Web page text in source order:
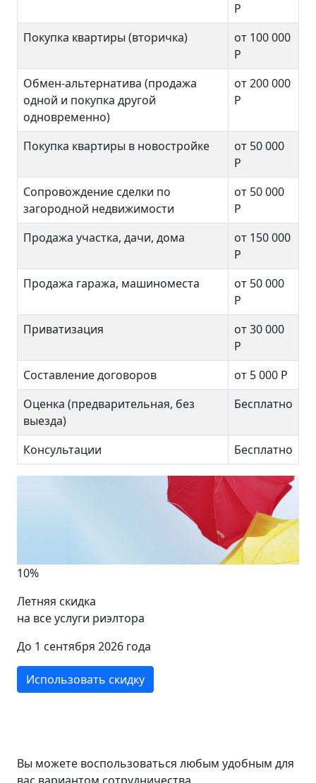
Р
Покупка квартиры (вторичка)
от 100 000
Р
Обмен-альтернатива (продажа
одной и покупка другой
одновременно)
от 200 000
Р
Покупка квартиры в новостройке
от 50 000
Р
Сопровождение сделки по
загородной недвижимости
от 50 000
Р
Продажа участка, дачи, дома
от 150 000
Р
Продажа гаража, машиноместа
от 50 000
Р
Приватизация
от 30 000
Р
Составление договоров
от 5 000 Р
Оценка (предварительная, без
выезда)
Бесплатно
Консультации Бесплатно
10%
Летняя скидка
на все услуги риэлтора
До 1 сентября 2026 года
Использовать скидку
Вы можете воспользоваться любым удобным для